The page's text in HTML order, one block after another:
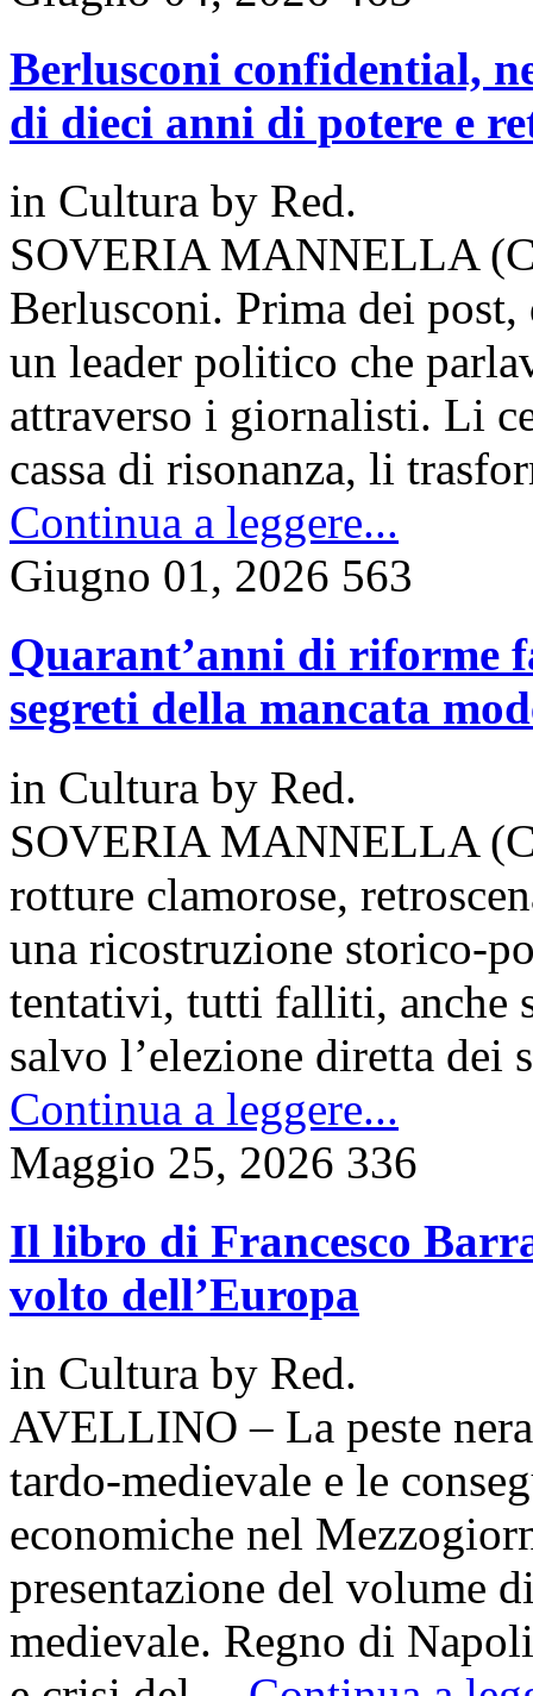
Berlusconi confidential,
di dieci anni di potere e
in Cultura by Red.
SOVERIA MANNELLA
Berlusconi. Prima dei
un leader politico che
attraverso i giornalisti. Li
cassa di risonanza, li
Continua a leggere...
Giugno 01, 2026 563
Quarant’anni di riforme
segreti della mancata
in Cultura by Red.
SOVERIA MANNELLA
rotture clamorose,
una ricostruzione storico-
tentativi, tutti falliti, anche
salvo l’elezione diretta
Continua a leggere...
Maggio 25, 2026 336
Il libro di Francesco
volto dell’Europa
in Cultura by Red.
AVELLINO – La peste
tardo-medievale e le
economiche nel
presentazione del volume
medievale. Regno di